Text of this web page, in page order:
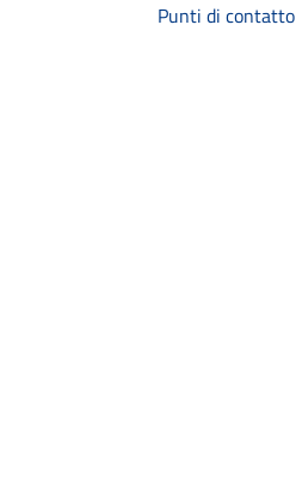
Punti di contatto